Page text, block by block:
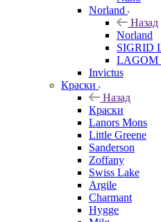
Norland
Назад
Norland
SIGRID
LAGOM
Invictus
Краски
Назад
Краски
Lanors Mons
Little Greene
Sanderson
Zoffany
Swiss Lake
Argile
Charmant
Hygge